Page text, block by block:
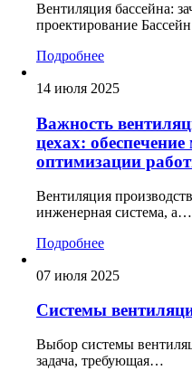
Вентиляция бассейна:
проектирование
Подробнее
14 июля 2025
Важность
цехах:
оптимизации
Вентиляция
инженерная система, а…
Подробнее
07 июля 2025
Системы
Выбор системы
задача, требующая…